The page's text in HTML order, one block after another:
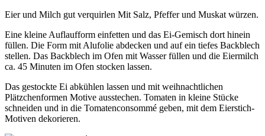
Eier und Milch gut verquirlen Mit Salz, Pfeffer und Muskat würzen.
Eine kleine Auflaufform einfetten und das Ei-Gemisch dort hinein
füllen. Die Form mit Alufolie abdecken und auf ein tiefes Backblech
stellen. Das Backblech im Ofen mit Wasser füllen und die Eiermilch
ca. 45 Minuten im Ofen stocken lassen.
Das gestockte Ei abkühlen lassen und mit weihnachtlichen
Plätzchenformen Motive ausstechen. Tomaten in kleine Stücke
schneiden und in die Tomatenconsommé geben, mit dem Eierstich-
Motiven dekorieren.